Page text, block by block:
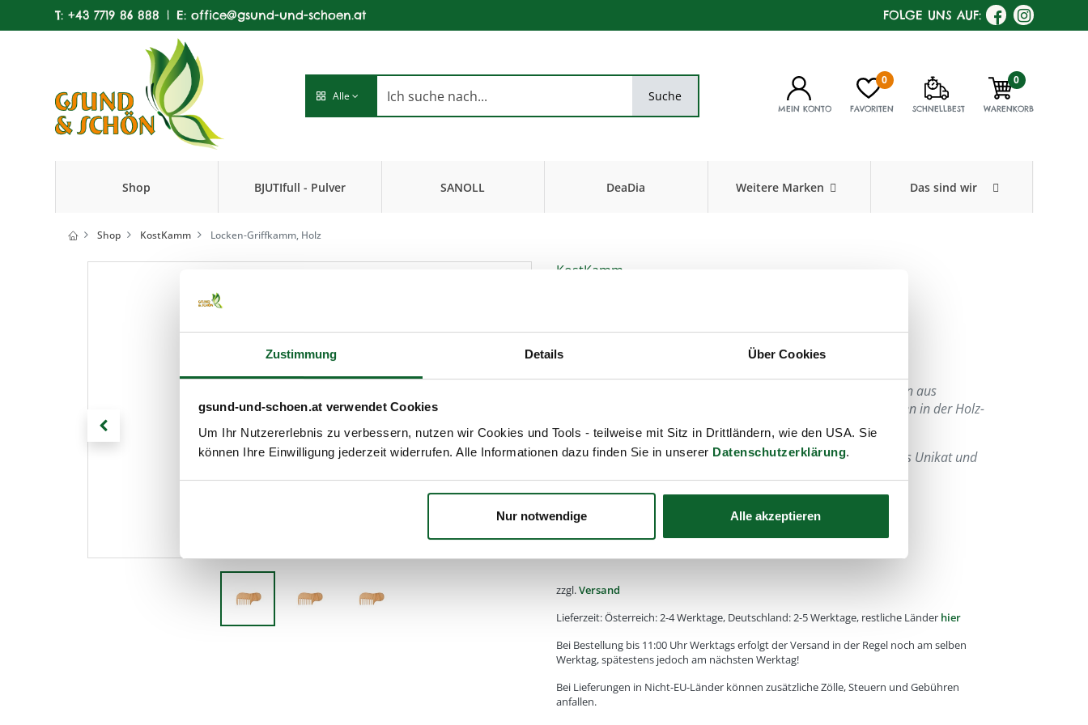
Zustimmung Details Über Cookies
gsund-und-schoen.at verwendet Cookies
Um Ihr Nutzererlebnis zu verbessern, nutzen wir Cookies und Tools - teilweise mit Sitz in Drittländern, wie den USA. Sie
können Ihre Einwilligung jederzeit widerrufen. Alle Informationen dazu finden Sie in unserer Datenschutzerklärung.
Nur notwendige Alle akzeptieren
T: +43 7719 86 888 | E: office@gsund-und-schoen.at FOLGE UNS AUF:
Alle Suche
MEIN KONTO
0
FAVORITEN SCHNELLBEST
0
WARENKORB
Shop
BJUTIfull - Pulver
SANOLL
DeaDia
Weitere Marken Das sind wir
Shop KostKamm Locken-Griffkamm, Holz
KostKamm
Artikel-Nr.:k122 ,EAN:4033977012208 ,Füllmenge:
extra breit, 16cm
Alle von Kost Kamm gefertigten Holz oder Horn Artikel bestehen aus
natürlichen Rohstoffen. Daher kann es zu kleinen Unterschieden in der Holz-
Farbe, Struktur oder Maserung kommen.
Diese Abweichungen machen aus jedem Stück ein hochwertiges Unikat und
18,50
zzgl.Versand
Lieferzeit: Österreich: 2-4 Werktage, Deutschland: 2-5 Werktage, restliche Länder hier
Bei Bestellung bis 11:00 Uhr Werktags erfolgt der Versand in der Regel noch am selben
Werktag, spätestens jedoch am nächsten Werktag!
Bei Lieferungen in Nicht-EU-Länder können zusätzliche Zölle, Steuern und Gebühren
anfallen.